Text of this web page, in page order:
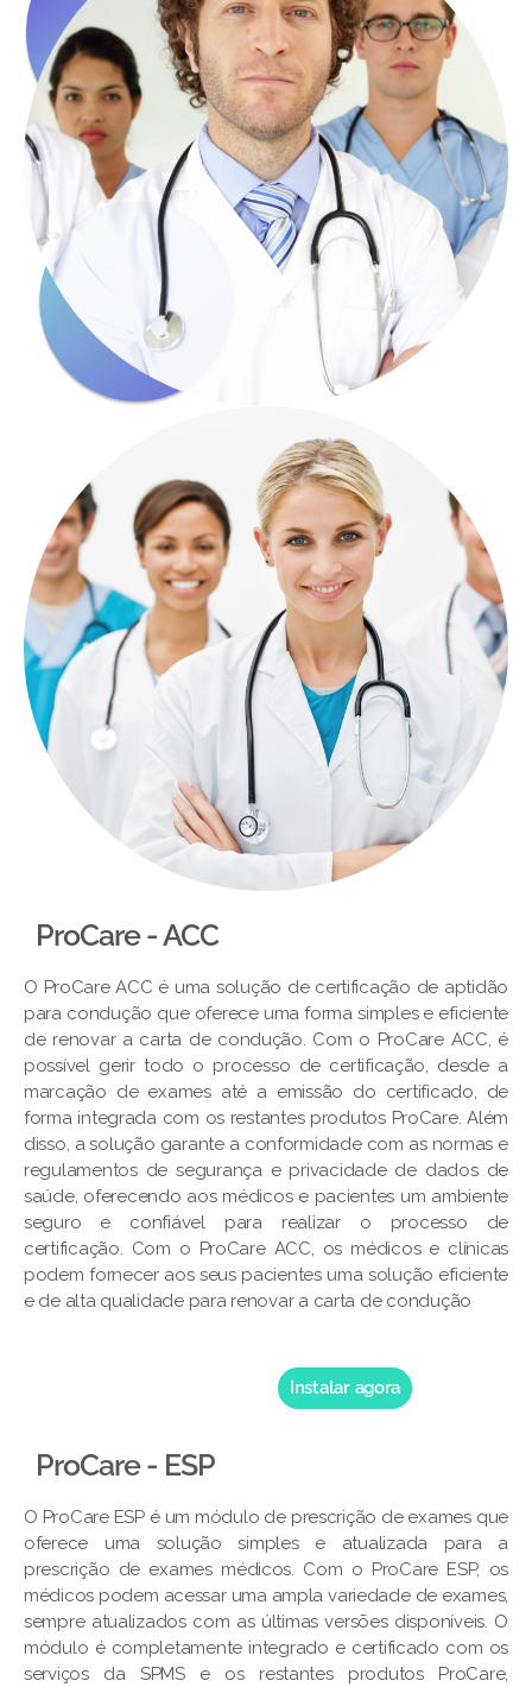
ProCare - ACC
O ProCare ACC é uma solução de certificação de aptidão
para condução que oferece uma forma simples e eficiente
de renovar a carta de condução. Com o ProCare ACC, é
possível gerir todo o processo de certificação, desde a
marcação de exames até a emissão do certificado, de
forma integrada com os restantes produtos ProCare. Além
disso, a solução garante a conformidade com as normas e
regulamentos de segurança e privacidade de dados de
saúde, oferecendo aos médicos e pacientes um ambiente
seguro e confiável para realizar o processo de
certificação. Com o ProCare ACC, os médicos e clínicas
podem fornecer aos seus pacientes uma solução eficiente
e de alta qualidade para renovar a carta de condução
Instalar agora
ProCare - ESP
O ProCare ESP é um módulo de prescrição de exames que
oferece uma solução simples e atualizada para a
prescrição de exames médicos. Com o ProCare ESP, os
médicos podem acessar uma ampla variedade de exames,
sempre atualizados com as últimas versões disponíveis. O
módulo é completamente integrado e certificado com os
serviços da SPMS e os restantes produtos ProCare,